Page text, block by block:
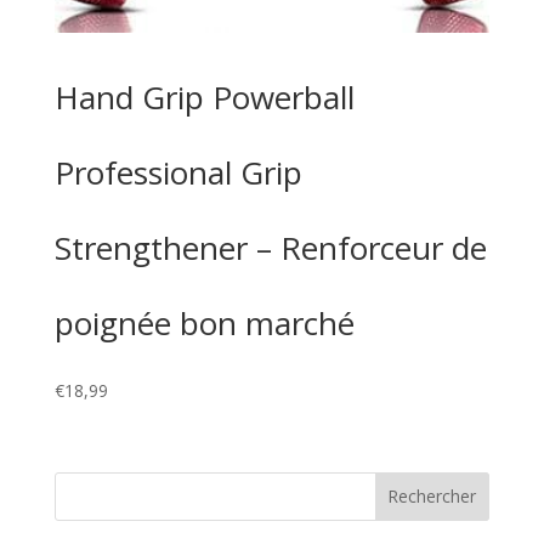
Hand Grip Powerball
Professional Grip
Strengthener – Renforceur de
poignée bon marché
€18,99